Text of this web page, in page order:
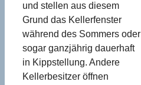
und stellen aus diesem
Grund das Kellerfenster
während des Sommers oder
sogar ganzjährig dauerhaft
in Kippstellung. Andere
Kellerbesitzer öffnen